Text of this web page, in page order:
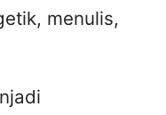
menulis,